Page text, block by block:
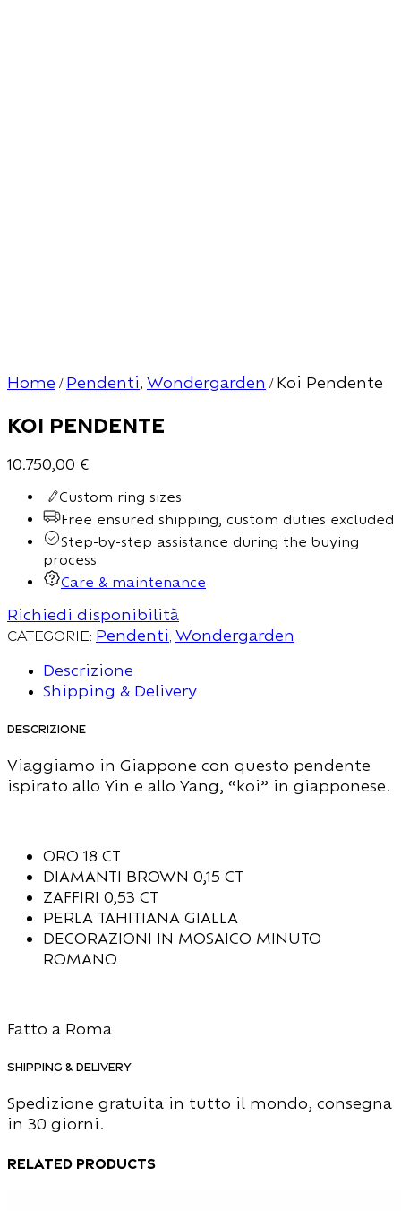
Home / Pendenti, Wondergarden / Koi Pendente
Koi Pendente
10.750,00 €
Custom ring sizes
Free ensured shipping, custom duties excluded
Step-by-step assistance during the buying
process
Care & maintenance
Richiedi disponibilità
Categorie: Pendenti Wondergarden
Descrizione
Shipping & Delivery
Descrizione
Viaggiamo in Giappone con questo pendente
ispirato allo Yin e allo Yang, “koi” in giapponese.
ORO 18 CT
DIAMANTI BROWN 0,15 CT
ZAFFIRI 0,53 CT
PERLA TAHITIANA GIALLA
DECORAZIONI IN MOSAICO MINUTO
ROMANO
Fatto a Roma
Shipping & Delivery
Spedizione gratuita in tutto il mondo, consegna
in 30 giorni.
Related products